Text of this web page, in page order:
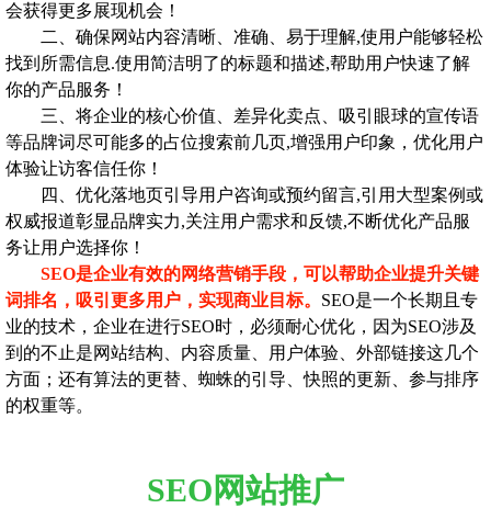
会获得更多展现机会！
二、确保网站内容清晰、准确、易于理解,使用户能够轻松
找到所需信息.使用简洁明了的标题和描述,帮助用户快速了解
你的产品服务！
三、将企业的核心价值、差异化卖点、吸引眼球的宣传语
等品牌词尽可能多的占位搜索前几页,增强用户印象，优化用户
体验让访客信任你！
四、优化落地页引导用户咨询或预约留言,引用大型案例或
权威报道彰显品牌实力,关注用户需求和反馈,不断优化产品服
务让用户选择你！
SEO是企业有效的网络营销手段，可以帮助企业提升关键
词排名，吸引更多用户，实现商业目标。 SEO是一个长期且专
业的技术，企业在进行SEO时，必须耐心优化，因为SEO涉及
到的不止是网站结构、内容质量、用户体验、外部链接这几个
方面；还有算法的更替、蜘蛛的引导、快照的更新、参与排序
的权重等。
SEO网站推广